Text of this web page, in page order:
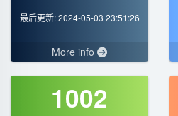
最后更新: 2024-05-03 23:51:26
More info
1002